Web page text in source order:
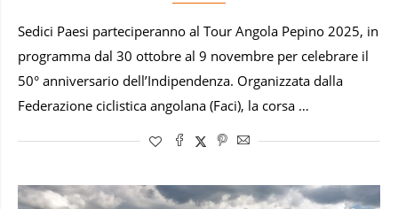
Sedici Paesi parteciperanno al Tour Angola Pepino 2025, in
programma dal 30 ottobre al 9 novembre per celebrare il
50° anniversario dell’Indipendenza. Organizzata dalla
Federazione ciclistica angolana (Faci), la corsa …